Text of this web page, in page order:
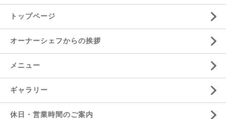
トップページ
オーナーシェフからの挨拶
メニュー
ギャラリー
休日・営業時間のご案内